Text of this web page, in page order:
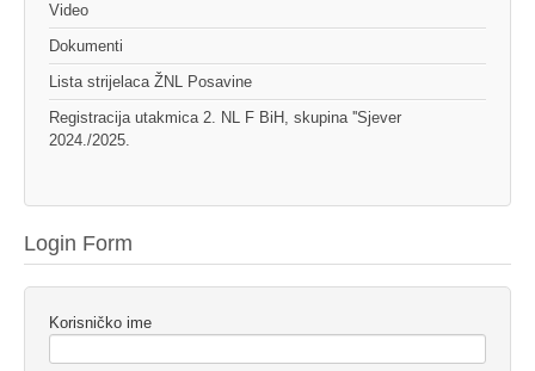
Video
Dokumenti
Lista strijelaca ŽNL Posavine
Registracija utakmica 2. NL F BiH, skupina ''Sjever
2024./2025.
Login Form
Korisničko ime